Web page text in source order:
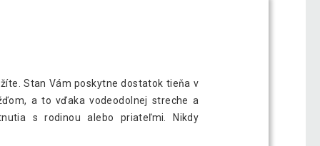
Stan Vám poskytne dostatok tieňa v
a to vďaka vodeodolnej streche a
s rodinou alebo priateľmi. Nikdy